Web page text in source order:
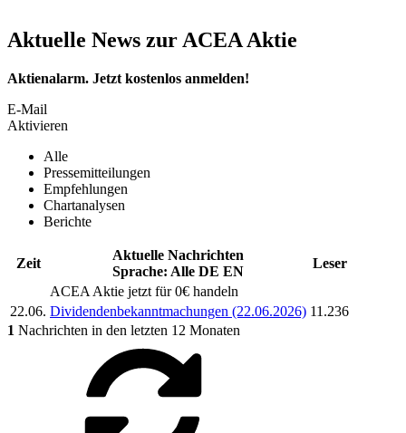
Aktuelle News zur ACEA Aktie
Aktienalarm. Jetzt kostenlos anmelden!
E-Mail
Aktivieren
Alle
Pressemitteilungen
Empfehlungen
Chartanalysen
Berichte
Zeit
Aktuelle Nachrichten
Sprache: Alle DE EN
Leser
ACEA Aktie jetzt für 0€ handeln
22.06. Dividendenbekanntmachungen (22.06.2026) 11.236
1 Nachrichten in den letzten 12 Monaten